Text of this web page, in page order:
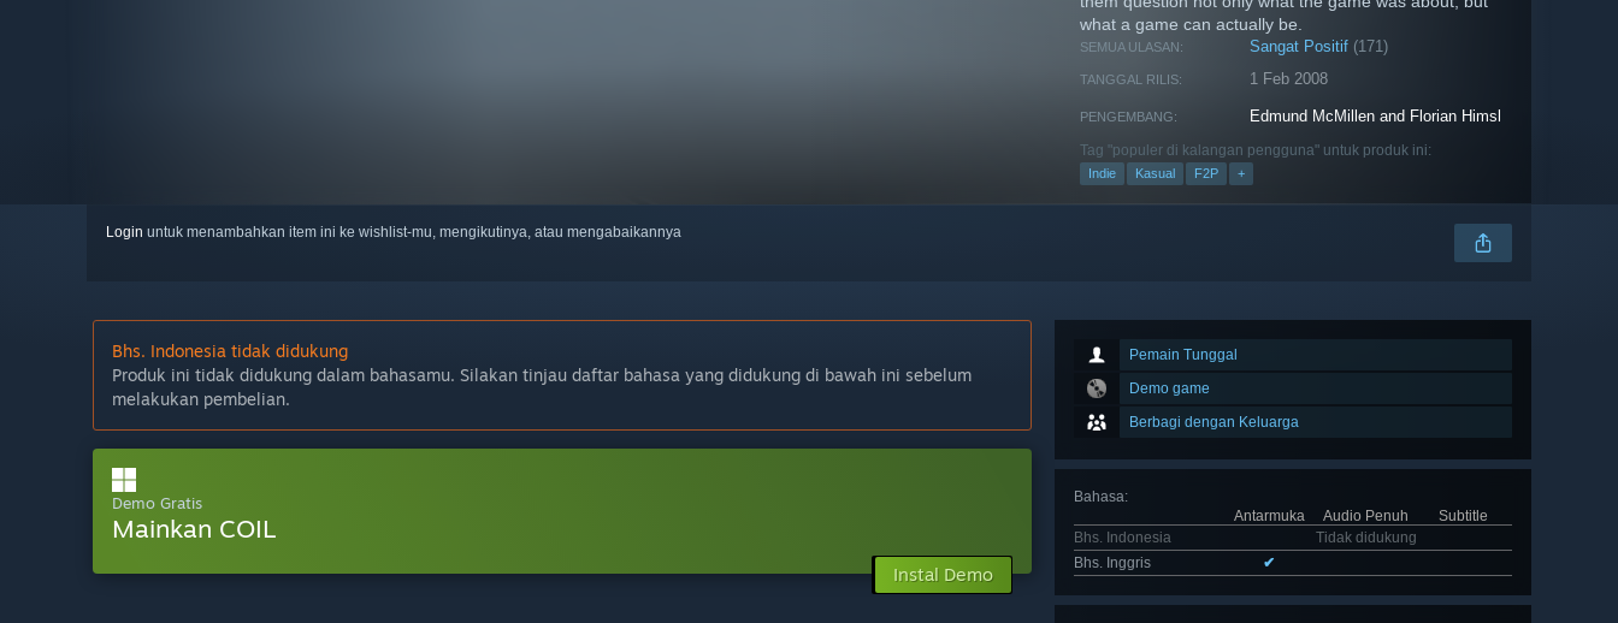
what a game can actually be.
SEMUA ULASAN: Sangat Positif (171)
TANGGAL RILIS: 1 Feb 2008
PENGEMBANG: Edmund McMillen and Florian Himsl
Tag "populer di kalangan pengguna" untuk produk ini:
Indie Kasual F2P +
Login untuk menambahkan item ini ke wishlist-mu, mengikutinya, atau mengabaikannya
Pemain Tunggal
Demo game
Berbagi dengan Keluarga
Bahasa:
Antarmuka
Audio Penuh
Subtitle
Bhs. Indonesia
Tidak didukung
Bhs. Inggris
✔
Bhs. Indonesia tidak didukung
Produk ini tidak didukung dalam bahasamu. Silakan tinjau daftar bahasa yang didukung di bawah ini sebelum
melakukan pembelian.
Demo Gratis
Mainkan COIL
Instal Demo